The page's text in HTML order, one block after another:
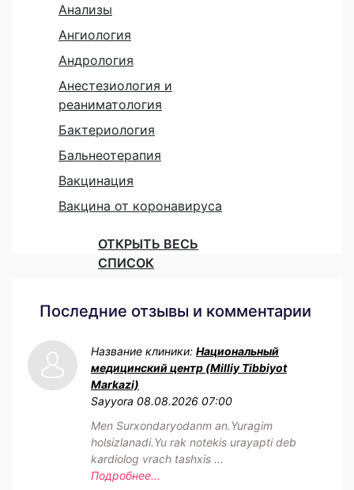
Анализы
Ангиология
Андрология
Анестезиология и
реаниматология
Бактериология
Бальнеотерапия
Вакцинация
Вакцина от коронавируса
ОТКРЫТЬ ВЕСЬ
СПИСОК
Последние отзывы и комментарии
Название клиники: Национальный
медицинский центр (Milliy Tibbiyot
Markazi)
Sayyora 08.08.2026 07:00
Men Surxondaryodanm an.Yuragim
holsizlanadi.Yu rak notekis urayapti deb
kardiolog vrach tashxis ...
Подробнее...